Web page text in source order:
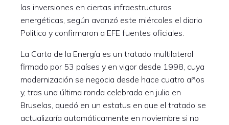
las inversiones en ciertas infraestructuras
energéticas, según avanzó este miércoles el diario
Politico y confirmaron a EFE fuentes oficiales.
La Carta de la Energía es un tratado multilateral
firmado por 53 países y en vigor desde 1998, cuya
modernización se negocia desde hace cuatro años
y, tras una última ronda celebrada en julio en
Bruselas, quedó en un estatus en que el tratado se
actualizaría automáticamente en noviembre si no